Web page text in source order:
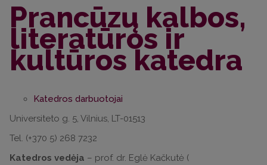
Prancūzų kalbos,
literatūros ir
kultūros katedra
Katedros darbuotojai
Universiteto g. 5, Vilnius, LT-01513
Tel. (+370 5) 268 7232
Katedros vedėja – prof. dr. Eglė Kačkutė (